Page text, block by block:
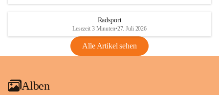
1 Seite•1,4 MB
VBl. EU Nr. 18_2026
Radsport
Lesezeit 3 Minuten•27. Juli 2026
Alle Artikel sehen
Alben